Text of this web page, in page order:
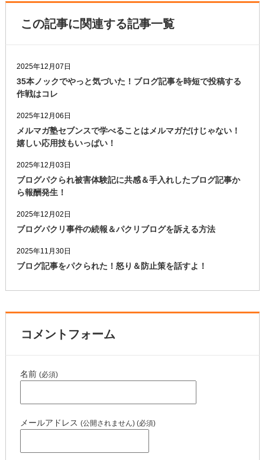
この記事に関連する記事一覧
2025年12月07日
35本ノックでやっと気づいた！ブログ記事を時短で投稿する
作戦はコレ
2025年12月06日
メルマガ塾セブンスで学べることはメルマガだけじゃない！
嬉しい応用技もいっぱい！
2025年12月03日
ブログパクられ被害体験記に共感＆手入れしたブログ記事か
ら報酬発生！
2025年12月02日
ブログパクリ事件の続報＆パクリブログを訴える方法
2025年11月30日
ブログ記事をパクられた！怒り＆防止策を話すよ！
コメントフォーム
名前 (必須)
メールアドレス (公開されません) (必須)